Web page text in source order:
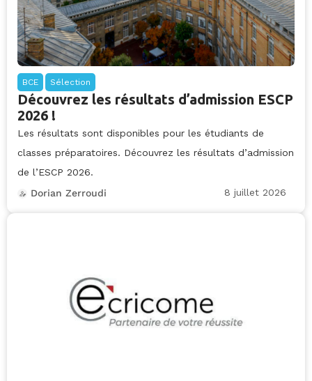
BCE Sélection
Découvrez les résultats d’admission ESCP
2026 !
Les résultats sont disponibles pour les étudiants de
classes préparatoires. Découvrez les résultats d’admission
de l’ESCP 2026.
Dorian Zerroudi
8 juillet 2026